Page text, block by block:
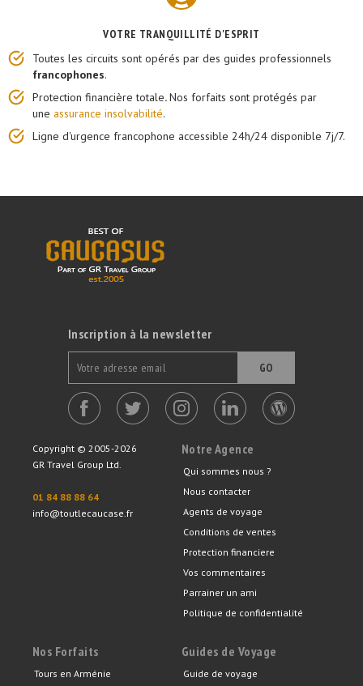
VOTRE TRANQUILLITÉ D'ESPRIT
Toutes les circuits sont opérés par des guides professionnels
francophones.
Protection financière totale.Nos forfaits sont protégés par
une assurance insolvabilité.
Ligne d'urgence francophone accessible 24h/24 disponible 7j/7.
Inscription à la newsletter
GO
Copyright © 2005-2026
GR Travel Group Ltd.
01 84 88 88 64
info@toutlecaucase.fr
Notre Agence
Qui sommes nous ?
Nous contacter
Agents de voyage
Conditions de ventes
Protection financiere
Vos commentaires
Parrainer un ami
Politique de confidentialité
Nos Forfaits
Tours en Arménie
Guides de Voyage
Guide de voyage